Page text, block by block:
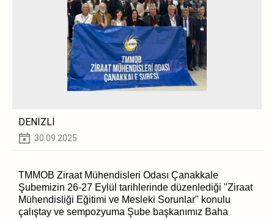
DENİZLİ
30.09.2025
TMMOB Ziraat Mühendisleri Odası Çanakkale
Şubemizin 26-27 Eylül tarihlerinde düzenlediği "Ziraat
Mühendisliği Eğitimi ve Mesleki Sorunlar" konulu
çalıştay ve sempozyuma Şube başkanımız Baha